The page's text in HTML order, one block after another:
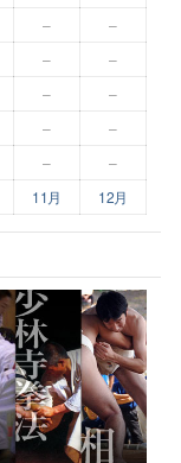
–
–
– –
–
–
– –
–
–
11月 12月